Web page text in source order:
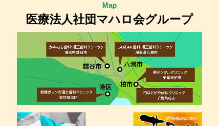
Map
医療法人社団マハロ会グループ